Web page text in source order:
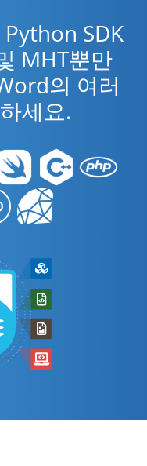
SDK
MHT뿐만
의 여러
세요.